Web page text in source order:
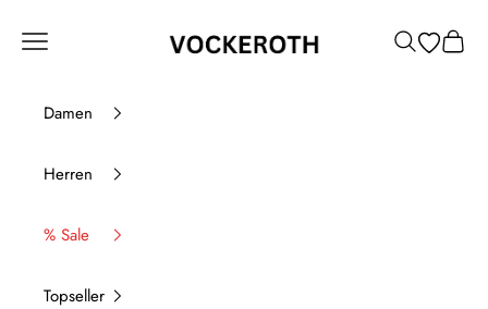
Vockeroth Onlineshop
Menü Suchen
Damen
Herren
% Sale
Topseller